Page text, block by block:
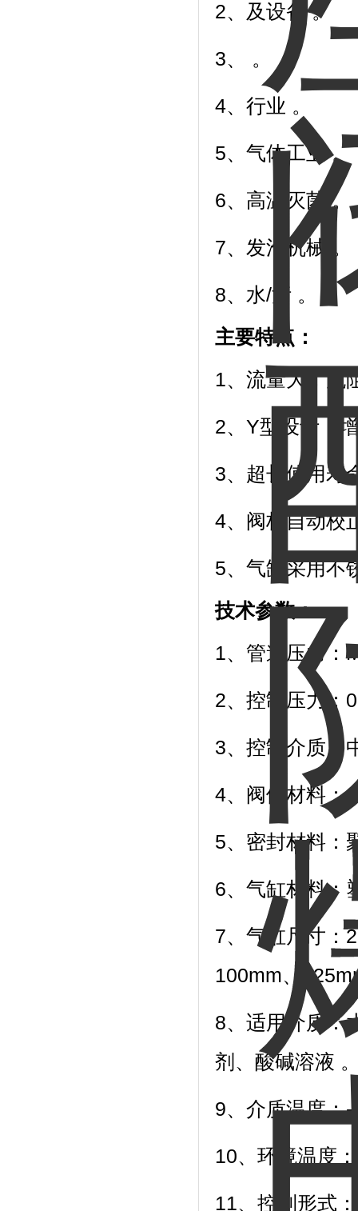
2、及设备 。
3、 。
4、行业 。
5、气体工
6、高温灭菌 。
7、发泡机
8、水/污 。
主要特点：
1、流量大，流
2、Y型设计，
3、超长使用寿
4、阀杆自动校
5、气缸采用不
技术参数：
1、管道压力：
2、控制压力：
3、控制介质：
4、阀体材料：
5、密封材料：
6、气缸材料：
7、气缸尺寸：
100mm、
8、适用介质：
剂、酸碱溶液
9、介质温度
10、环境温度
11、控制形式